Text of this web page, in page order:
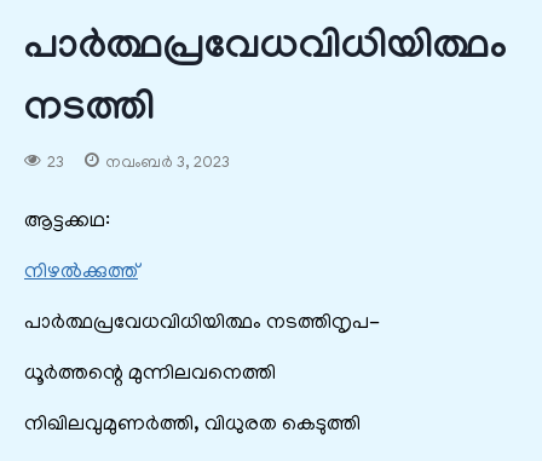
പാർത്ഥപ്രവേധവിധിയിത്ഥം
നടത്തി
23 നവംബർ 3, 2023
ആട്ടക്കഥ:
നിഴൽക്കുത്ത്
പാർത്ഥപ്രവേധവിധിയിത്ഥം നടത്തിനൃപ-
ധൂർത്തന്റെ മുന്നിലവനെത്തി
നിഖിലവുമുണർത്തി, വിധുരത കെടുത്തി